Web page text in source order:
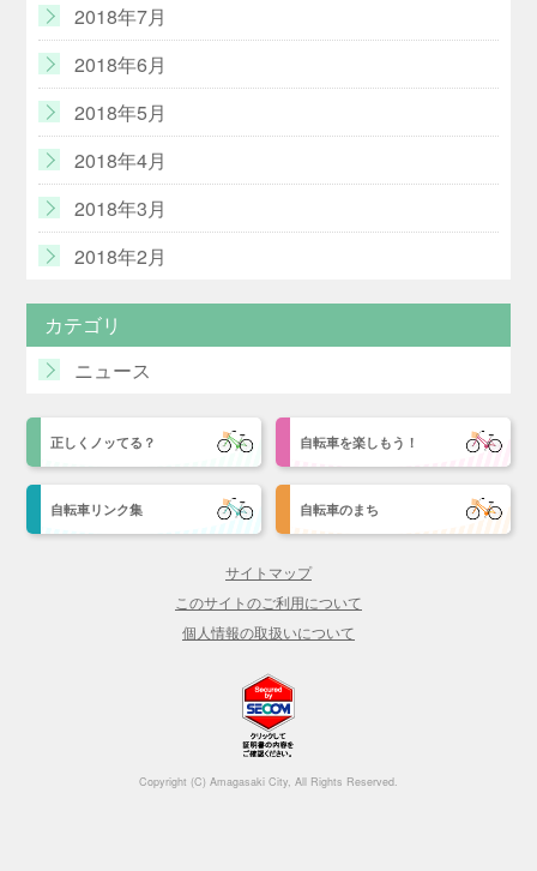
2018年7月
2018年6月
2018年5月
2018年4月
2018年3月
2018年2月
カテゴリ
ニュース
正しくノッてる？ 自転車を楽しもう！
自転車リンク集 自転車のまち
サイトマップ
このサイトのご利用について
個人情報の取扱いについて
Copyright (C) Amagasaki City, All Rights Reserved.